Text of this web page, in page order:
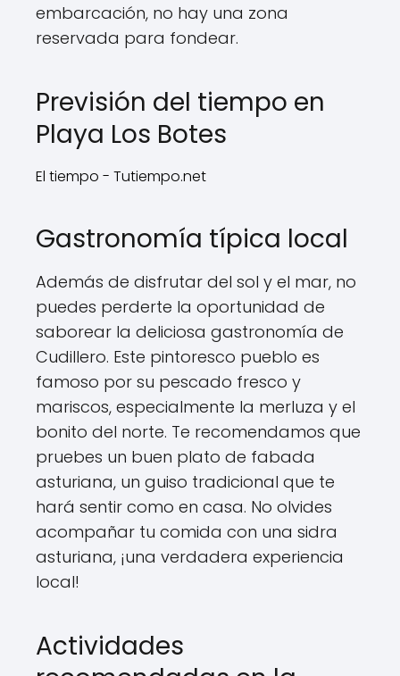
embarcación, no hay una zona
reservada para fondear.
Previsión del tiempo en
Playa Los Botes
El tiempo - Tutiempo.net
Gastronomía típica local
Además de disfrutar del sol y el mar, no
puedes perderte la oportunidad de
saborear la deliciosa gastronomía de
Cudillero. Este pintoresco pueblo es
famoso por su pescado fresco y
mariscos, especialmente la merluza y el
bonito del norte. Te recomendamos que
pruebes un buen plato de fabada
asturiana, un guiso tradicional que te
hará sentir como en casa. No olvides
acompañar tu comida con una sidra
asturiana, ¡una verdadera experiencia
local!
Actividades